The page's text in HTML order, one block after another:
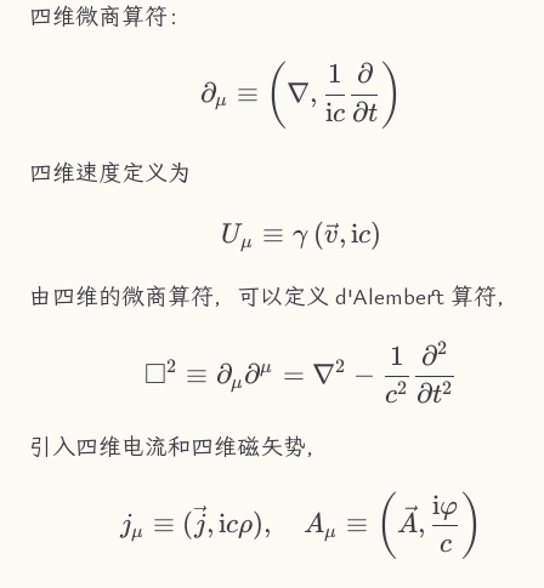
四维微商算符：
∂μ ≡ ( ∇,
ic
1
∂t
∂ )
四维速度定义为
Uμ ≡ γ (v,ic)
由四维的微商算符，可以定义 d'Alembert 算符，
□2 ≡ ∂μ∂μ = ∇2 −
c2
1
∂t2
∂2
引入四维电流和四维磁矢势，
jμ ≡ (j,icρ), Aμ ≡ ( A,
c
iφ )